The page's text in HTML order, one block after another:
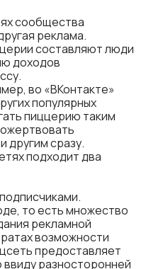
сообщества
реклама.
составляют люди
доходов
во «ВКонтакте»
популярных
пиццерию таким
другим сразу.
подходит два
то есть множество
рекламной
возможности
предоставляет
разносторонней